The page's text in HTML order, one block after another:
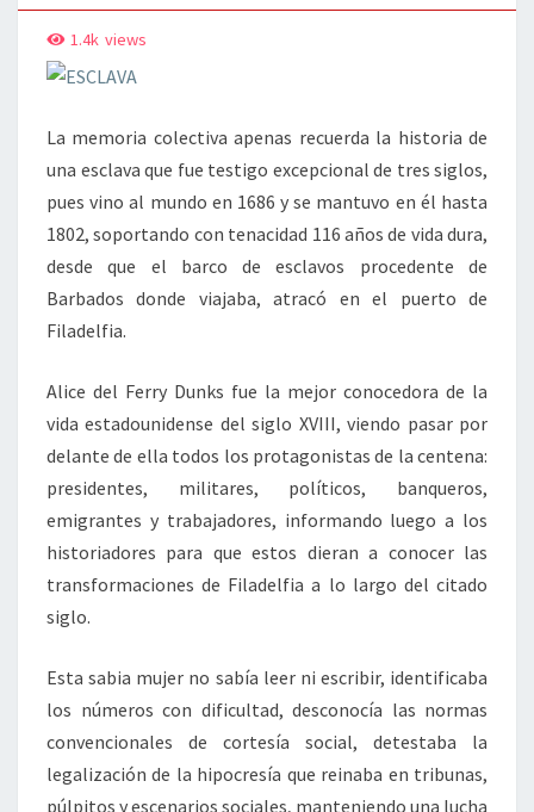
1.4k views
La memoria colectiva apenas recuerda la historia de
una esclava que fue testigo excepcional de tres siglos,
pues vino al mundo en 1686 y se mantuvo en él hasta
1802, soportando con tenacidad 116 años de vida dura,
desde que el barco de esclavos procedente de
Barbados donde viajaba, atracó en el puerto de
Filadelfia.
Alice del Ferry Dunks fue la mejor conocedora de la
vida estadounidense del siglo XVIII, viendo pasar por
delante de ella todos los protagonistas de la centena:
presidentes, militares, políticos, banqueros,
emigrantes y trabajadores, informando luego a los
historiadores para que estos dieran a conocer las
transformaciones de Filadelfia a lo largo del citado
siglo.
Esta sabia mujer no sabía leer ni escribir, identificaba
los números con dificultad, desconocía las normas
convencionales de cortesía social, detestaba la
legalización de la hipocresía que reinaba en tribunas,
púlpitos y escenarios sociales, manteniendo una lucha